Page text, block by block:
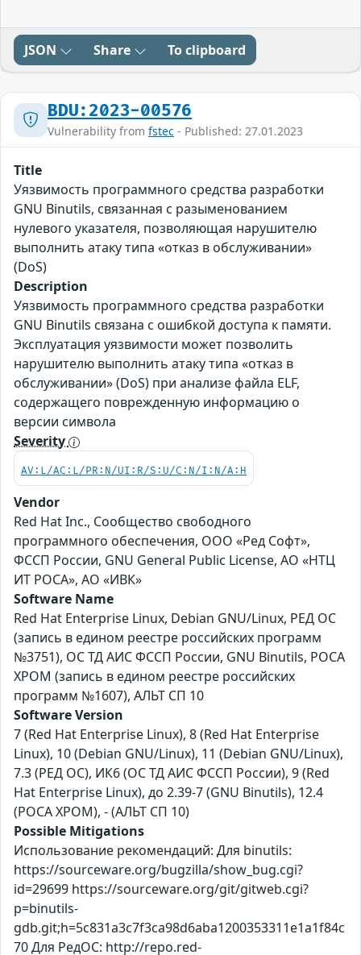
JSON Share To clipboard
BDU:2023-00576
Vulnerability from fstec - Published: 27.01.2023
Title
Уязвимость программного средства разработки
GNU Binutils, связанная с разыменованием
нулевого указателя, позволяющая нарушителю
выполнить атаку типа «отказ в обслуживании»
(DoS)
Description
Уязвимость программного средства разработки
GNU Binutils связана с ошибкой доступа к памяти.
Эксплуатация уязвимости может позволить
нарушителю выполнить атаку типа «отказ в
обслуживании» (DoS) при анализе файла ELF,
содержащего поврежденную информацию о
версии символа
Severity
AV:L/AC:L/PR:N/UI:R/S:U/C:N/I:N/A:H
Vendor
Red Hat Inc., Сообщество свободного
программного обеспечения, ООО «Ред Софт»,
ФССП России, GNU General Public License, АО «НТЦ
ИТ РОСА», АО «ИВК»
Software Name
Red Hat Enterprise Linux, Debian GNU/Linux, РЕД ОС
(запись в едином реестре российских программ
№3751), ОС ТД АИС ФССП России, GNU Binutils, РОСА
ХРОМ (запись в едином реестре российских
программ №1607), АЛЬТ СП 10
Software Version
7 (Red Hat Enterprise Linux), 8 (Red Hat Enterprise
Linux), 10 (Debian GNU/Linux), 11 (Debian GNU/Linux),
7.3 (РЕД ОС), ИК6 (ОС ТД АИС ФССП России), 9 (Red
Hat Enterprise Linux), до 2.39-7 (GNU Binutils), 12.4
(РОСА ХРОМ), - (АЛЬТ СП 10)
Possible Mitigations
Использование рекомендаций: Для binutils:
https://sourceware.org/bugzilla/show_bug.cgi?
id=29699 https://sourceware.org/git/gitweb.cgi?
p=binutils-
gdb.git;h=5c831a3c7f3ca98d6aba1200353311e1a1f84c
70 Для РедОС: http://repo.red-